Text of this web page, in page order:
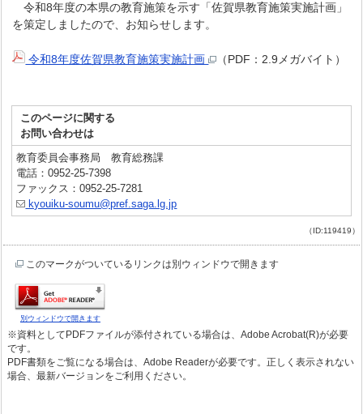
令和8年度の本県の教育施策を示す「佐賀県教育施策実施計画」
を策定しましたので、お知らせします。
令和8年度佐賀県教育施策実施計画 （PDF：2.9メガバイト）
このページに関する
お問い合わせは
教育委員会事務局 教育総務課
電話：0952-25-7398
ファックス：0952-25-7281
kyouiku-soumu@pref.saga.lg.jp
（ID:119419）
このマークがついているリンクは別ウィンドウで開きます
別ウィンドウで開きます
※資料としてPDFファイルが添付されている場合は、Adobe Acrobat(R)が必要
です。
PDF書類をご覧になる場合は、Adobe Readerが必要です。正しく表示されない
場合、最新バージョンをご利用ください。